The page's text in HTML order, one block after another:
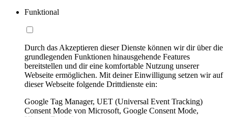
Funktional
Durch das Akzeptieren dieser Dienste können wir dir über die
grundlegenden Funktionen hinausgehende Features
bereitstellen und dir eine komfortable Nutzung unserer
Webseite ermöglichen. Mit deiner Einwilligung setzen wir auf
dieser Webseite folgende Drittdienste ein:
Google Tag Manager, UET (Universal Event Tracking)
Consent Mode von Microsoft, Google Consent Mode,